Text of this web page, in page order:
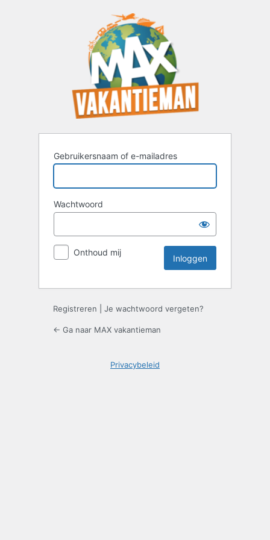
Gebruikersnaam of e-mailadres
Wachtwoord
Onthoud mij
Registreren Je wachtwoord vergeten?
← Ga naar MAX vakantieman
Privacybeleid